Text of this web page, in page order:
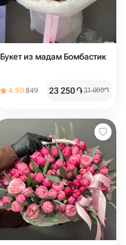
Букет из мадам Бомбастик
4.90849 23 250֏31 000֏